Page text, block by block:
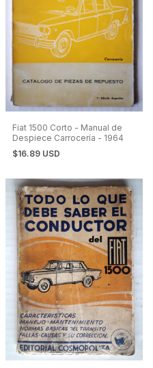
Fiat 1500 Corto - Manual de
Despiece Carrocería - 1964
$16.89 USD